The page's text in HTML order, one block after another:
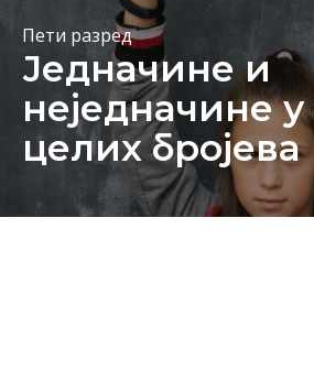
Пети разред
Једначине и
неједначине
целих бројева